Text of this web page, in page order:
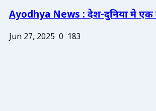
Ayodhya News : देश-दुनिया मे एक
Jun 27, 2025 0 183